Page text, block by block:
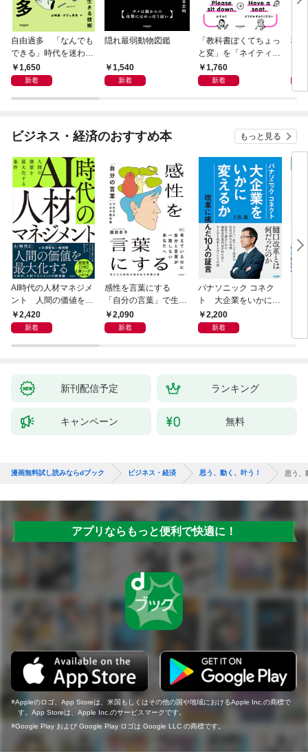
自由過多 「なんでも
できる」時代を迷わず
生きる技術
1,650
新着
隠れ最弱動物図鑑
1,540
新着
「教科書ぽくてちょっ
と変」を「ネイティヴ
みたいでなんかいい」
に変える教科書英語ア
1,760
新着
科
ビジネス・経済のおすすめ本 もっと見る
AI時代の人材マネジメ
ント 人間の価値を最
大化する条件
2,420
新着
感性を言葉にする
「自分の言葉」で生き
るための教科書
2,090
新着
パナソニック コネク
ト 大企業をいかに変
えるか
2,200
新着
新刊配信予定 ランキング
キャンペーン 無料
漫画無料試し読みならdブック ビジネス・経済 思う、動く、叶う！ 思う、
アプリならもっと便利で快適に！
Appleのロゴ、App Storeは、米国もしくはその他の国や地域におけるApple Inc.の商標で
す。App Storeは、Apple Inc.のサービスマークです。
Google Play および Google Play ロゴは Google LLC の商標です。